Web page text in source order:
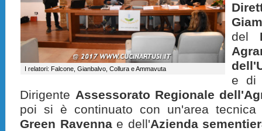
I relatori: Falcone, Gianbalvo, Collura e Ammavuta
del
e
Dirigente Assessorato Regionale
poi si è continuato con un'area
Green Ravennae dell'Azienda